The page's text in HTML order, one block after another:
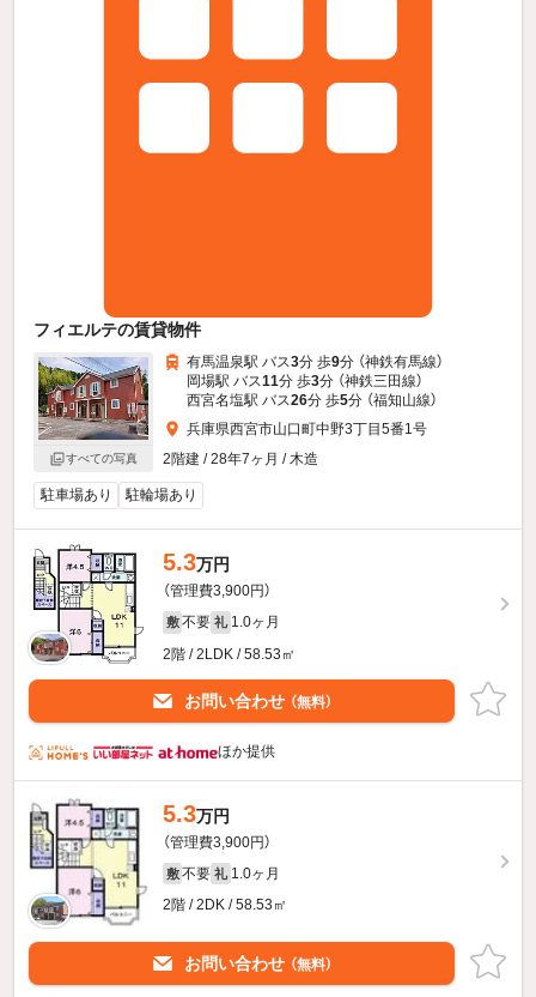
フィエルテの賃貸物件
すべての写真
有馬温泉駅 バス3分 歩9分 （神鉄有馬線）
岡場駅 バス11分 歩3分 （神鉄三田線）
西宮名塩駅 バス26分 歩5分 （福知山線）
兵庫県西宮市山口町中野3丁目5番1号
2階建 / 28年7ヶ月 / 木造
駐車場あり 駐輪場あり
5.3万円
（管理費3,900円）
敷 不要 礼 1.0ヶ月
2階 / 2LDK / 58.53㎡
お問い合わせ （無料）
ほか提供
5.3万円
（管理費3,900円）
敷 不要 礼 1.0ヶ月
2階 / 2DK / 58.53㎡
お問い合わせ （無料）